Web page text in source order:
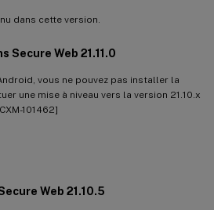
dans cette version.
Secure Web 21.11.0
vous ne pouvez pas installer la
une mise à niveau vers la version 21.10.x
101462]
Web 21.10.5